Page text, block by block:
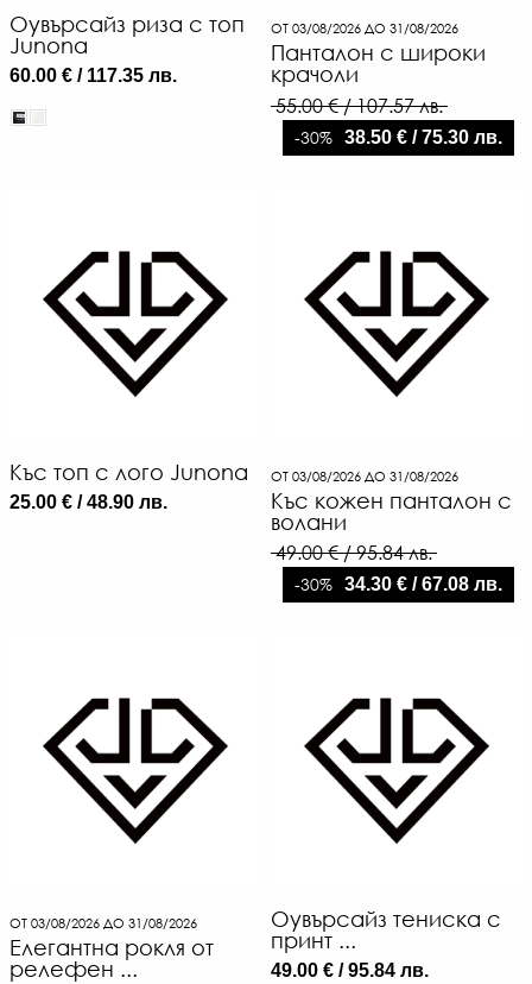
Оувърсайз риза с топ
Junona
60.00 € / 117.35 лв.
ОТ 03/08/2026 ДО 31/08/2026
Панталон с широки
крачоли
55.00 € / 107.57 лв.
-30% 38.50 € / 75.30 лв.
Къс топ с лого Junona
25.00 € / 48.90 лв.
ОТ 03/08/2026 ДО 31/08/2026
Къс кожен панталон с
волани
49.00 € / 95.84 лв.
-30% 34.30 € / 67.08 лв.
ОТ 03/08/2026 ДО 31/08/2026
Елегантна рокля от
релефен ...
Оувърсайз тениска с
принт ...
49.00 € / 95.84 лв.